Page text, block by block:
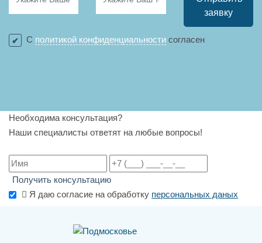
заявку
С политикой конфиденциальности согласен
Необходима консультация?
Наши специалисты ответят на любые вопросы!
Получить консультацию
Я даю согласие на обработку персональных даных